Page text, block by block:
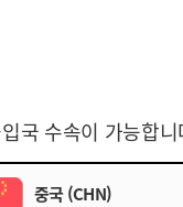
국 수속이 가능합니
중국 (CHN)